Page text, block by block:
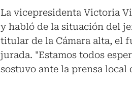
La vicepresidenta Victoria
y habló de la situación del
titular de la Cámara alta, el
jurada. "Estamos todos
sostuvo ante la prensa